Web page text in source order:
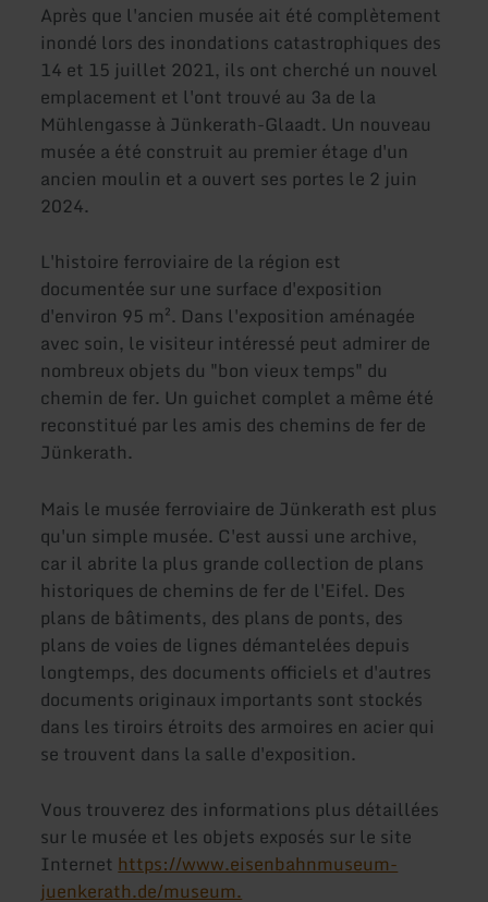
Après que l'ancien musée ait été complètement
inondé lors des inondations catastrophiques des
14 et 15 juillet 2021, ils ont cherché un nouvel
emplacement et l'ont trouvé au 3a de la
Mühlengasse à Jünkerath-Glaadt. Un nouveau
musée a été construit au premier étage d'un
ancien moulin et a ouvert ses portes le 2 juin
2024.
L'histoire ferroviaire de la région est
documentée sur une surface d'exposition
d'environ 95 m². Dans l'exposition aménagée
avec soin, le visiteur intéressé peut admirer de
nombreux objets du "bon vieux temps" du
chemin de fer. Un guichet complet a même été
reconstitué par les amis des chemins de fer de
Jünkerath.
Mais le musée ferroviaire de Jünkerath est plus
qu'un simple musée. C'est aussi une archive,
car il abrite la plus grande collection de plans
historiques de chemins de fer de l'Eifel. Des
plans de bâtiments, des plans de ponts, des
plans de voies de lignes démantelées depuis
longtemps, des documents officiels et d'autres
documents originaux importants sont stockés
dans les tiroirs étroits des armoires en acier qui
se trouvent dans la salle d'exposition.
Vous trouverez des informations plus détaillées
sur le musée et les objets exposés sur le site
Internet https://www.eisenbahnmuseum-
juenkerath.de/museum.